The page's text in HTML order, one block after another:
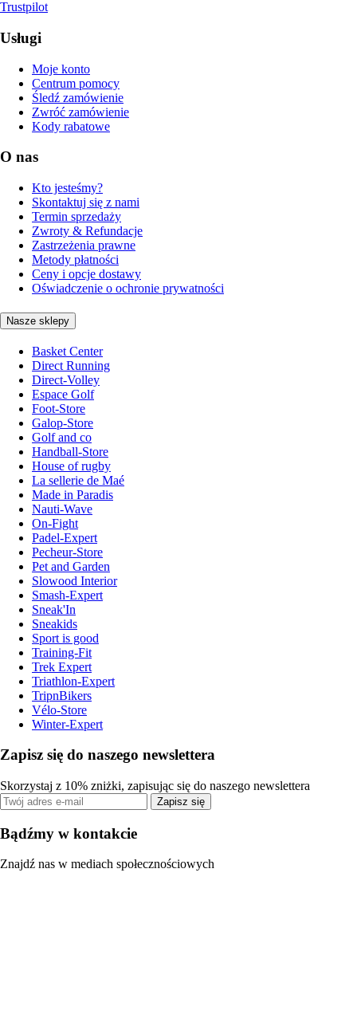
Trustpilot
Usługi
Moje konto
Centrum pomocy
Śledź zamówienie
Zwróć zamówienie
Kody rabatowe
O nas
Kto jesteśmy?
Skontaktuj się z nami
Termin sprzedaży
Zwroty & Refundacje
Zastrzeżenia prawne
Metody płatności
Ceny i opcje dostawy
Oświadczenie o ochronie prywatności
Nasze sklepy
Basket Center
Direct Running
Direct-Volley
Espace Golf
Foot-Store
Galop-Store
Golf and co
Handball-Store
House of rugby
La sellerie de Maé
Made in Paradis
Nauti-Wave
On-Fight
Padel-Expert
Pecheur-Store
Pet and Garden
Slowood Interior
Smash-Expert
Sneak'In
Sneakids
Sport is good
Training-Fit
Trek Expert
Triathlon-Expert
TripnBikers
Vélo-Store
Winter-Expert
Zapisz się do naszego newslettera
Skorzystaj z 10% zniżki, zapisując się do naszego newslettera
Zapisz się
Bądźmy w kontakcie
Znajdź nas w mediach społecznościowych